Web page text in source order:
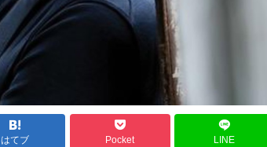
はてブ Pocket LINE